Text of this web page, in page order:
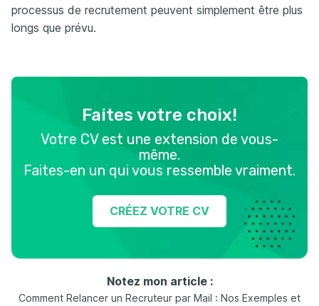
processus de recrutement peuvent simplement être plus
longs que prévu.
Faites votre choix!
Votre CV est une extension de vous-
même.
Faites-en un qui vous ressemble vraiment.
CRÉEZ VOTRE CV
Notez mon article :
Comment Relancer un Recruteur par Mail : Nos Exemples et